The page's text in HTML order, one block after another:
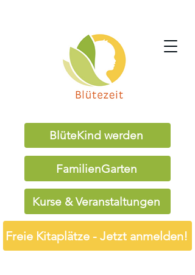
BlüteKind werden
FamilienGarten
Kurse & Veranstaltungen
Freie Kitaplätze - Jetzt anmelden!